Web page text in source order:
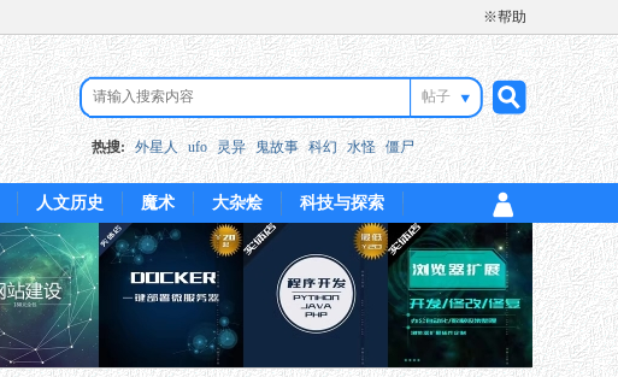
※帮助
帖子
搜
索
热搜: 外星人 ufo 灵异 鬼故事 科幻 水怪 僵尸
人文历史 魔术 大杂烩 科技与探索